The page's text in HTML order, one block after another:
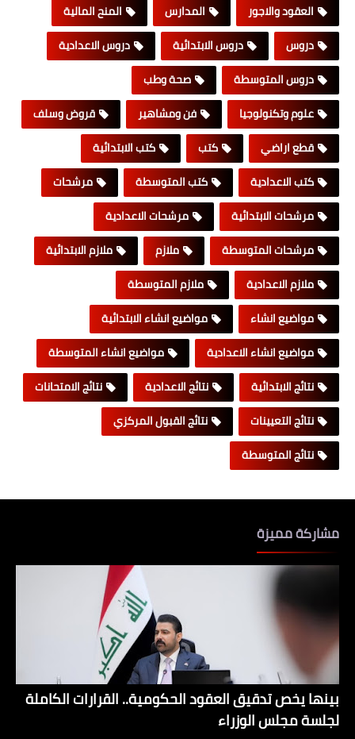
العقود والاجور
المدارس
المنح المالية
دروس
دروس الابتدائية
دروس الاعدادية
دروس المتوسطة
صحة وطب
علوم وتكنولوجيا
فن ومشاهير
قروض وسلف
قطع اراضي
كتب
كتب الابتدائية
كتب الاعدادية
كتب المتوسطة
مرشحات
مرشحات الابتدائية
مرشحات الاعدادية
مرشحات المتوسطة
ملازم
ملازم الابتدائية
ملازم الاعدادية
ملازم المتوسطة
مواضيع انشاء
مواضيع انشاء الابتدائية
مواضيع انشاء الاعدادية
مواضيع انشاء المتوسطة
نتائج الابتدائية
نتائج الاعدادية
نتائج الامتحانات
نتائج التعيينات
نتائج القبول المركزي
نتائج المتوسطة
مشاركة مميزة
بينها يخص تدقيق العقود الحكومية.. القرارات الكاملة
لجلسة مجلس الوزراء